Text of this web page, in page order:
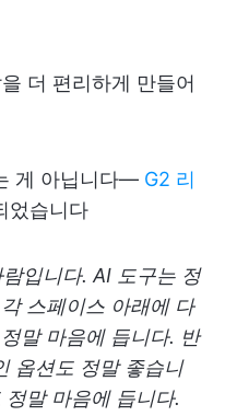
더 편리하게 만들어
게 아닙니다— G2 리
었습니다
입니다. AI 도구는 정
스페이스 아래에 다
말 마음에 듭니다. 반
옵션도 정말 좋습니
말 마음에 듭니다.